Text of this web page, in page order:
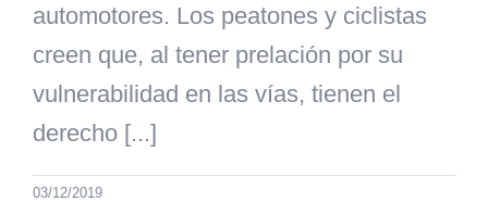
automotores. Los peatones y ciclistas
creen que, al tener prelación por su
vulnerabilidad en las vías, tienen el
derecho [...]
03/12/2019